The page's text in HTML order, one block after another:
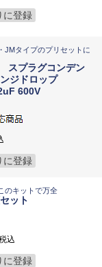
に登録
JMタイプのプリセットに
スプラグコンデン
ジドロップ
600V
に登録
のキットで万全
ット
込
に登録